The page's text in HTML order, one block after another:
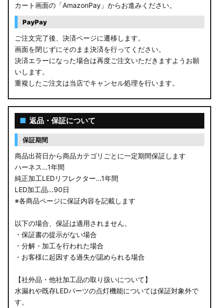
カート画面の「AmazonPay」からお進みください。
PayPay
ご注文完了後、決済ページに遷移します。
画面を閉じずにそのまま決済を行ってください。
決済エラーになった場合は再度ご注文いただきますようお願
いします。
重複したご注文は当店でキャンセル処理を行います。
■ 返品・保証について
保証期間
商品出荷日から商品カテゴリごとに一定期間保証します
ハーネス…1年間
純正加工LEDリフレクター…1年間
LED加工品…90日
※各商品ページに保証内容を記載します
以下の場合、保証は適用されません。
・保証書の提示がない場合
・分解・加工を行われた場合
・お客様に起因する過失が認められる場合
【社外品・他社加工品の取り扱いについて】
水漏れや既存LEDパーツの点灯機能については保証対象外で
す。